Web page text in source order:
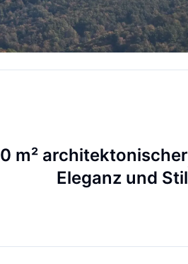
m² architektonischer
Eleganz und Stil